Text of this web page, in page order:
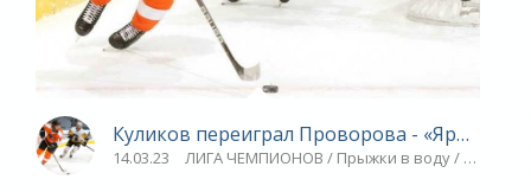
Куликов переиграл Проворова -
14.03.23 ЛИГА ЧЕМПИОНОВ / Прыжки в воду /